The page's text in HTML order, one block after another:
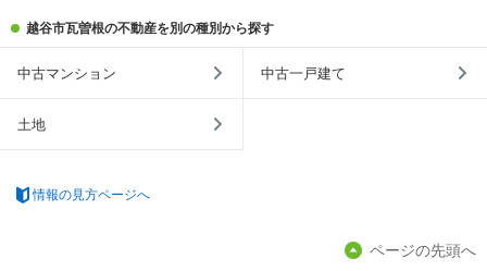
越谷市瓦曽根の不動産を別の種別から探す
中古マンション 中古一戸建て
土地
情報の見方ページへ
ページの先頭へ